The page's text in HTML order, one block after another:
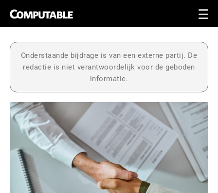
Onderstaande bijdrage is van een externe partij. De
redactie is niet verantwoordelijk voor de geboden
informatie.